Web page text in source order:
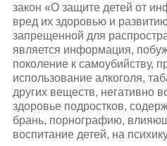
закон «О защите детей от
вред их здоровью и
запрещенной для
является информация,
поколение к самоубийству,
использование алкоголя,
других веществ, негативно
здоровье подростков,
брань, порнографию,
воспитание детей, на